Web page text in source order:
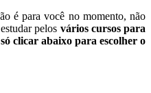
é para você no momento, não
pelos vários cursos para
clicar abaixo para escolher o